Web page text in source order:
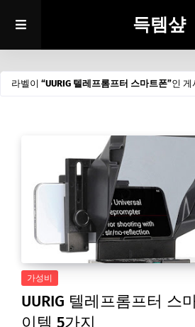
득템샾
라벨이 UURIG 텔레프롬프터 스마트폰 인 게
가성비
UURIG 텔레프롬프터 스
이템 5가지